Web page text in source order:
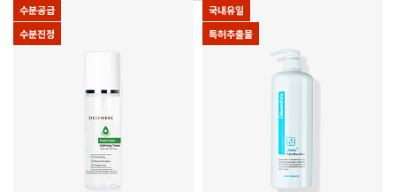
수분공급
수분진정
국내유일
특허추출물